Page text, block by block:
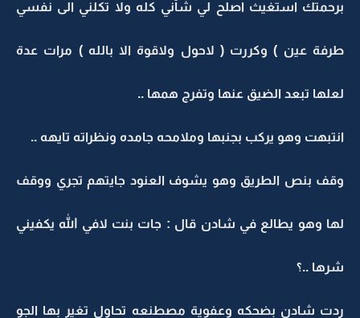
برحمتك استغيث اصلح لي شأني كله ولا تكلني الى نفسي
طرفة عين ) وكررت ( لاحول ولاقوة الا بالله ) مرات عدة
لعلها تبعد الضيق عنها وتفرج همها ..
انتبهت وهو يركب بجنبها وملامحه جامده ونظراته تايهه ..
وقف بنص الطريق وهو يشوف العنود جايتهم تجري ووقف
لها وهو يطالع في شادن قال : جات بنت لافي الله يكفيني
شرها ..؟
ردت شادن بضحكه وعفوية مصطنعه تحاول تغير بها الجو